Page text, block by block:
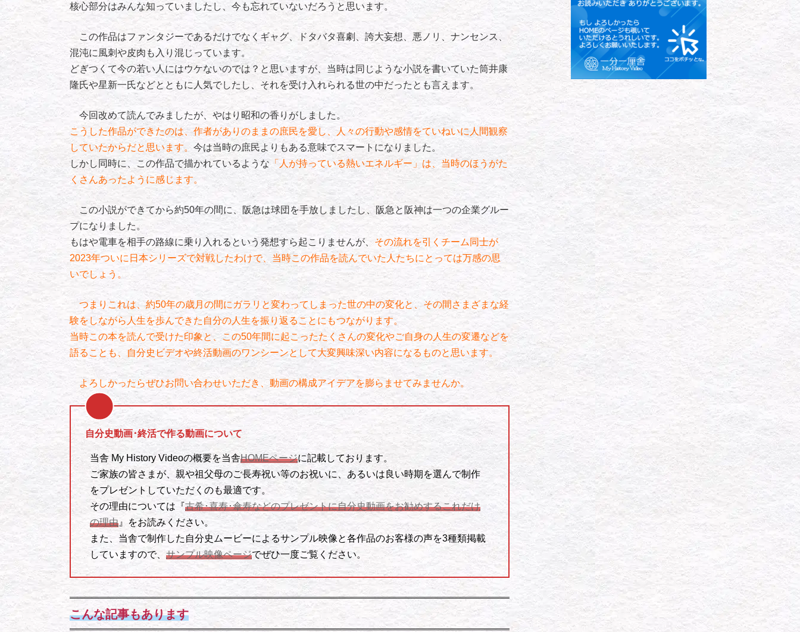
核心部分はみんな知っていましたし、今も忘れていないだろうと思います。
この作品はファンタジーであるだけでなくギャグ、ドタバタ喜劇、誇大妄想、悪ノリ、ナンセンス、
混沌に風刺や皮肉も入り混じっています。
どぎつくて今の若い人にはウケないのでは？と思いますが、当時は同じような小説を書いていた筒井康
隆氏や星新一氏などとともに人気でしたし、それを受け入れられる世の中だったとも言えます。
今回改めて読んでみましたが、やはり昭和の香りがしました。
こうした作品ができたのは、作者がありのままの庶民を愛し、人々の行動や感情をていねいに人間観察
していたからだと思います。 今は当時の庶民よりもある意味でスマートになりました。
しかし同時に、この作品で描かれているような 「人が持っている熱いエネルギー」は、当時のほうがた
くさんあったように感じます。
この小説ができてから約50年の間に、
阪急は球団を手放しましたし、阪急と阪神は一つの企業グルー
プになりました。
もはや電車を相手の路線に乗り入れるという発想すら起こりませんが、 その流れを引くチーム同士が
2023年ついに日本シリーズで対戦したわけで、当時この作品を読んでいた人たちにとっては万感の思
いでしょう。
つまりこれは、約50年の歳月の間にガラリと変わってしまった世の中の変化と、その間さまざまな経
験をしながら人生を歩んできた自分の人生を振り返ることにもつながります。
当時この本を読んで受けた印象と、この50年間に起こったたくさんの変化やご自身の人生の変遷などを
語ることも、自分史ビデオや終活動画のワンシーンとして大変興味深い内容になるものと思います。
よろしかったらぜひお問い合わせいただき、動画の構成アイデアを膨らませてみませんか。
自分史動画･終活で作る動画について
当舎 My History Videoの概要を当舎HOMEページに記載しております。
ご家族の皆さまが、親や祖父母のご長寿祝い等のお祝いに、あるいは良い時期を選んで制作
をプレゼントしていただくのも最適です。
その理由については『古希･喜寿･傘寿などのプレゼントに自分史動画をお勧めするこれだけ
の理由 』をお読みください。
また、当舎で制作した自分史ムービーによるサンプル映像と各作品のお客様の声を3種類掲載
していますので、 サンプル映像ページでぜひ一度ご覧ください。
こんな記事もあります